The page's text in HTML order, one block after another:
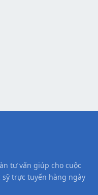
tư vấn giúp cho cuộc
trực tuyến hàng ngày